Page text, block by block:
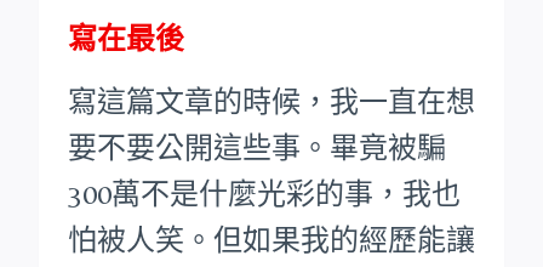
寫在最後
寫這篇文章的時候，我一直在想
要不要公開這些事。畢竟被騙
300萬不是什麼光彩的事，我也
怕被人笑。 但如果我的經歷能讓